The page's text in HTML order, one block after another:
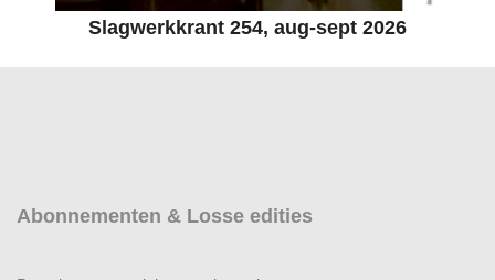
Slagwerkkrant 254, aug-sept 2026
Abonnementen & Losse edities